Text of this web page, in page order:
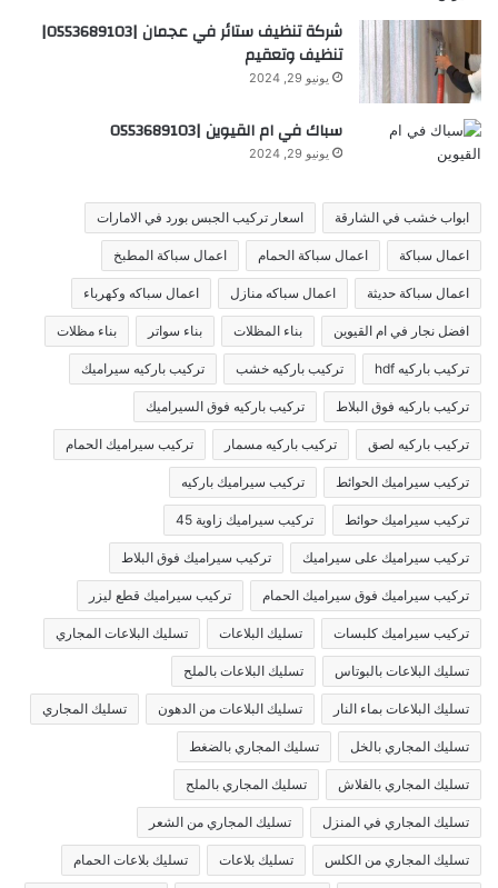
شركة تنظيف ستائر في عجمان |0553689103|
تنظيف وتعقيم
يونيو 29, 2024
سباك في ام القيوين |0553689103
يونيو 29, 2024
ابواب خشب في الشارقة اسعار تركيب الجبس بورد في الامارات
اعمال سباكة اعمال سباكة الحمام اعمال سباكة المطبخ
اعمال سباكة حديثة اعمال سباكه منازل اعمال سباكه وكهرباء
افضل نجار في ام القيوين بناء المظلات بناء سواتر بناء مظلات
تركيب باركيه hdf تركيب باركيه خشب تركيب باركيه سيراميك
تركيب باركيه فوق البلاط تركيب باركيه فوق السيراميك
تركيب باركيه لصق تركيب باركيه مسمار تركيب سيراميك الحمام
تركيب سيراميك الحوائط تركيب سيراميك باركيه
تركيب سيراميك حوائط تركيب سيراميك زاوية 45
تركيب سيراميك على سيراميك تركيب سيراميك فوق البلاط
تركيب سيراميك فوق سيراميك الحمام تركيب سيراميك قطع ليزر
تركيب سيراميك كلبسات تسليك البلاعات تسليك البلاعات المجاري
تسليك البلاعات بالبوتاس تسليك البلاعات بالملح
تسليك البلاعات بماء النار تسليك البلاعات من الدهون تسليك المجاري
تسليك المجاري بالخل تسليك المجاري بالضغط
تسليك المجاري بالفلاش تسليك المجاري بالملح
تسليك المجاري في المنزل تسليك المجاري من الشعر
تسليك المجاري من الكلس تسليك بلاعات تسليك بلاعات الحمام